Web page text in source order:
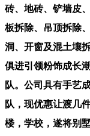
砖、地砖、铲墙皮
板拆除、吊顶拆除
洞、开窗及混土壤
俱进引领粉饰成长
队。公司具有手艺
队，现优惠让渡几
楼，学校，遂将别